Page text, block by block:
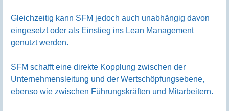
Gleichzeitig kann SFM jedoch auch unabhängig davon
eingesetzt oder als Einstieg ins Lean Management
genutzt werden.
SFM schafft eine direkte Kopplung zwischen der
Unternehmensleitung und der Wertschöpfungsebene,
ebenso wie zwischen Führungskräften und Mitarbeitern.